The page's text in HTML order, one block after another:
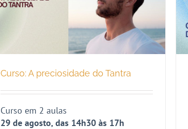
Curso: A preciosidade do Tantra
Curso em 2 aulas
29 de agosto, das 14h30 às 17h